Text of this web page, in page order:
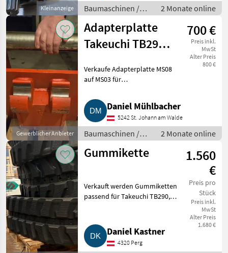
Kleinanzeige
ver
Baumaschinen /
Kettenbagger
2 Monate online
Gewerblicher Anbieter
Adapterplatte
Takeuchi TB290
MS03
700 €
Preis inkl.
MwSt
Alter Preis
800 €
Verkaufe Adapterplatte MS08
auf MS03 für
Baumaschinen Bagger-
Anbauwerkzeuge
Daniel Mühlbacher
5242 St. Johann am Walde
Baumaschinen /
Bagger-
Anbauwerkzeuge
2 Monate online
Gummikette
1.560
€
Preis pro
Stück
Preis inkl.
MwSt
Alter Preis
1.680 €
Verkauft werden Gummiketten
passend für Takeuchi TB290,
EX60LC-2, Hitachi EX60LC-3,
Hitachi EX60URG-2,
Daniel Kastner
4320 Perg